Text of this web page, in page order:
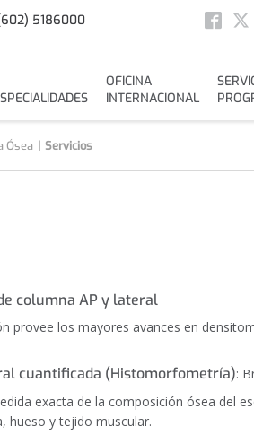
5186000
Social
OFICINA
INTERNACIONAL
Ósea Servicios
columna AP y lateral
provee los mayores avances en
cuantificada (Histomorfometría):
exacta de la composición ósea del
hueso y tejido muscular.